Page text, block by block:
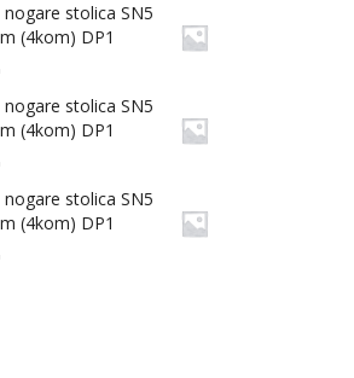
nogare stolica SN5
(4kom) DP1
nogare stolica SN5
(4kom) DP1
nogare stolica SN5
(4kom) DP1